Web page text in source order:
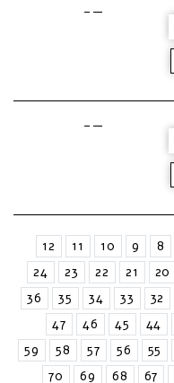
—-
—-
8
9
10
11
12
20
21
22
23
24
32
33
34
35
36
44
45
46
47
55
56
57
58
59
67
68
69
70